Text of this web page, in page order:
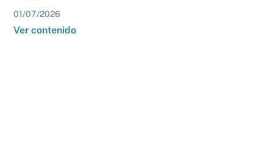
01/07/2026
Ver contenido